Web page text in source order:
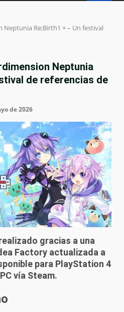
Neptunia Re;Birth1 + – Un festival
Neptunia
de referencias de
de 2026
gracias a una
Factory actualizada a
para PlayStation 4
vía Steam.